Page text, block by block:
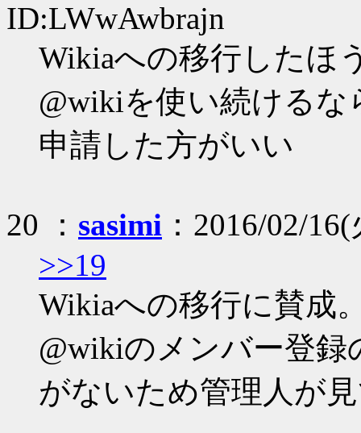
ID:LWwAwbrajn
Wikiaへの移行したほ
@wikiを使い続ける
申請した方がいい
20 ： sasimi ：2016/02/
>>19
Wikiaへの移行に賛成
@wikiのメンバー登
がないため管理人が